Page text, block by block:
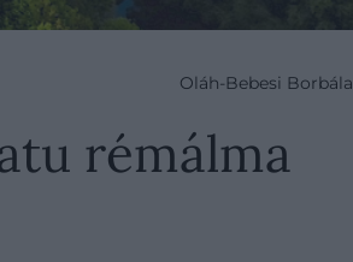
Oláh-Bebesi Borbála
rémálma